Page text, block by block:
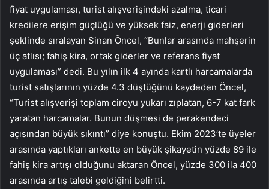
fiyat uygulaması, turist alışverişindeki azalma, ticari
kredilere erişim güçlüğü ve yüksek faiz, enerji giderleri
şeklinde sıralayan Sinan Öncel, “Bunlar arasında mahşerin
üç atlısı; fahiş kira, ortak giderler ve referans fiyat
uygulaması” dedi. Bu yılın ilk 4 ayında kartlı harcamalarda
turist satışlarının yüzde 4.3 düştüğünü kaydeden Öncel,
“Turist alışverişi toplam ciroyu yukarı zıplatan, 6-7 kat fark
yaratan harcamalar. Bunun düşmesi de perakendeci
açısından büyük sıkıntı” diye konuştu. Ekim 2023’te üyeler
arasında yaptıkları ankette en büyük şikayetin yüzde 89 ile
fahiş kira artışı olduğunu aktaran Öncel, yüzde 300 ila 400
arasında artış talebi geldiğini belirtti.